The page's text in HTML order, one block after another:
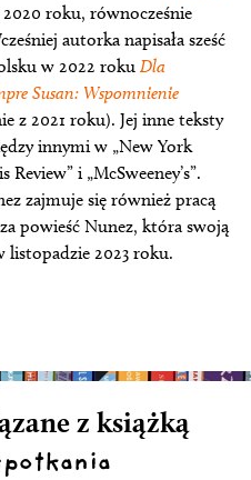
2020 roku, równocześnie
autorka napisała sześć
w 2022 roku Dla
Susan: Wspomnienie
z 2021 roku). Jej inne teksty
innymi w „New York
Review” i „McSweeney’s”.
zajmuje się również pracą
powieść Nunez, która swoją
listopadzie 2023 roku.
z książką